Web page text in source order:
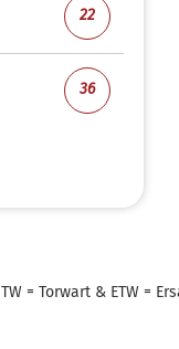
22
36
TW = Torwart & ETW =